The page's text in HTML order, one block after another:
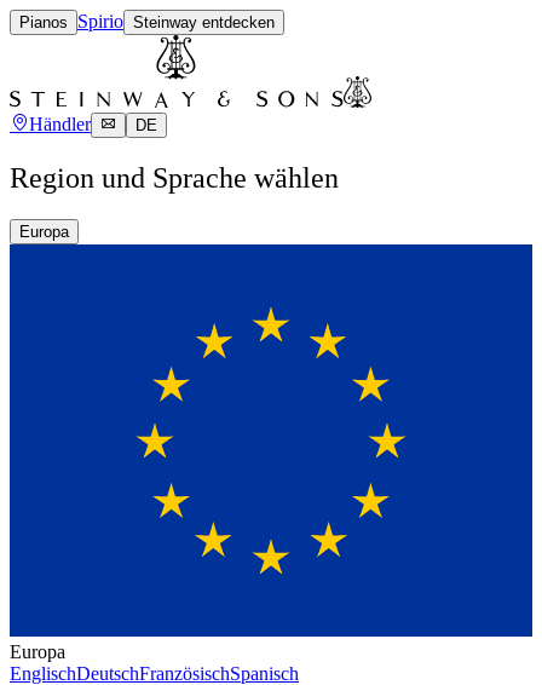
Pianos Spirio Steinway entdecken
Händler DE
Region und Sprache wählen
Europa
Europa
EnglischDeutschFranzösischSpanisch